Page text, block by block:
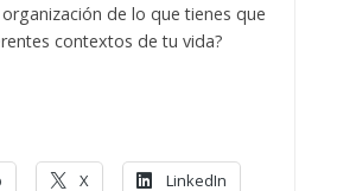
de lo que tienes que
contextos de tu vida?
X LinkedIn